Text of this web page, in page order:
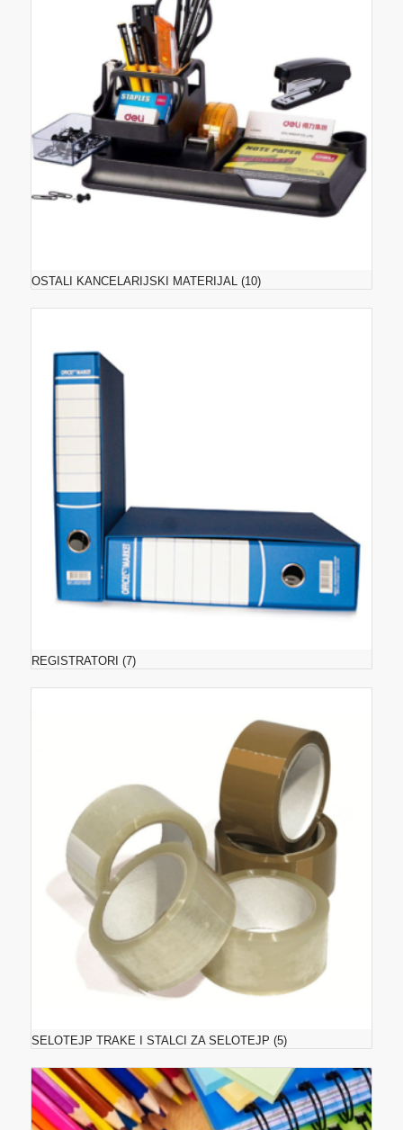
OSTALI KANCELARIJSKI MATERIJAL (10)
REGISTRATORI (7)
SELOTEJP TRAKE I STALCI ZA SELOTEJP (5)